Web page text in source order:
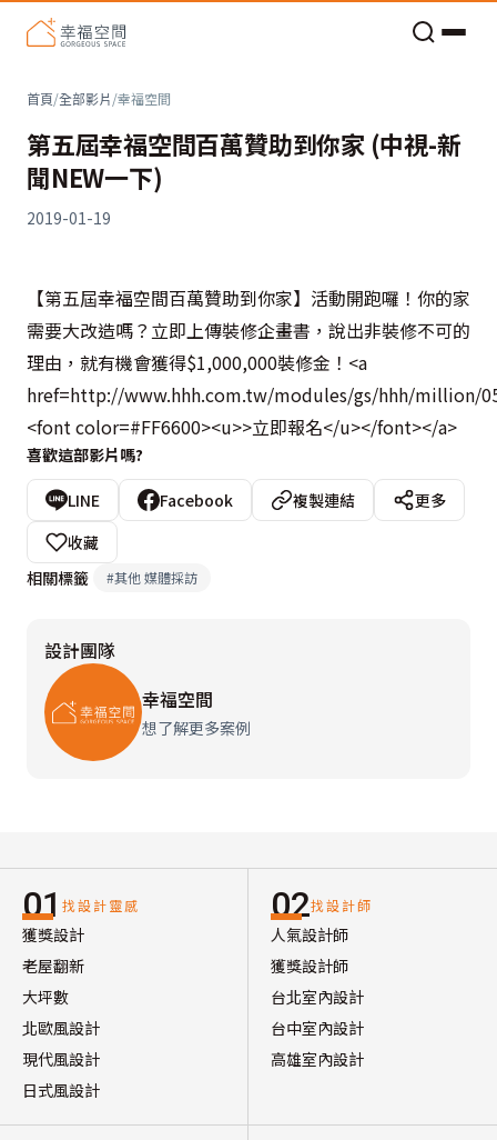
首頁/全部影片/幸福空間
第五屆幸福空間百萬贊助到你家 (中視-新
聞NEW一下)
2019-01-19
【第五屆幸福空間百萬贊助到你家】活動開跑囉！你的家
需要大改造嗎？立即上傳裝修企畫書，說出非裝修不可的
理由，就有機會獲得$1,000,000裝修金！<a
href=http://www.hhh.com.tw/modules/gs/hhh/million/
<font color=#FF6600><u>>立即報名</u></font></a>
喜歡這部影片嗎?
LINE Facebook 複製連結
更多
收藏
相關標籤
#其他 媒體採訪
設計團隊
幸福空間
想了解更多案例
01 找設計靈感
獲獎設計
老屋翻新
大坪數
北歐風設計
現代風設計
日式風設計
02找設計師
人氣設計師
獲獎設計師
台北室內設計
台中室內設計
高雄室內設計